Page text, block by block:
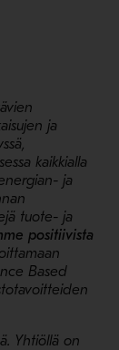
ja
kaikkialla
ja
tuote- ja
positiivista
Based
Yhtiöllä on